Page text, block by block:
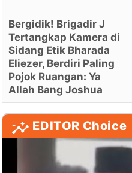
Bergidik! Brigadir J
Tertangkap Kamera di
Sidang Etik Bharada
Eliezer, Berdiri Paling
Pojok Ruangan: Ya
Allah Bang Joshua
EDITOR Choice